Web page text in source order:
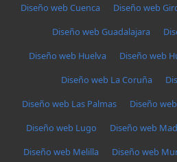
Diseño web Cuenca
Diseño web
Diseño web Guadalajara
Diseño web Huelva
Diseño web
Diseño web La Coruña
Diseño web Las Palmas
Diseño
Diseño web Lugo
Diseño web
Diseño web Melilla
Diseño web